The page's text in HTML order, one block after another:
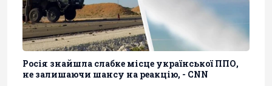
Росія знайшла слабке місце української ППО,
не залишаючи шансу на реакцію, - CNN